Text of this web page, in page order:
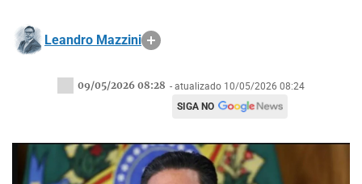
Leandro Mazzini
09/05/2026 08:28 - atualizado 10/05/2026 08:24
SIGA NO